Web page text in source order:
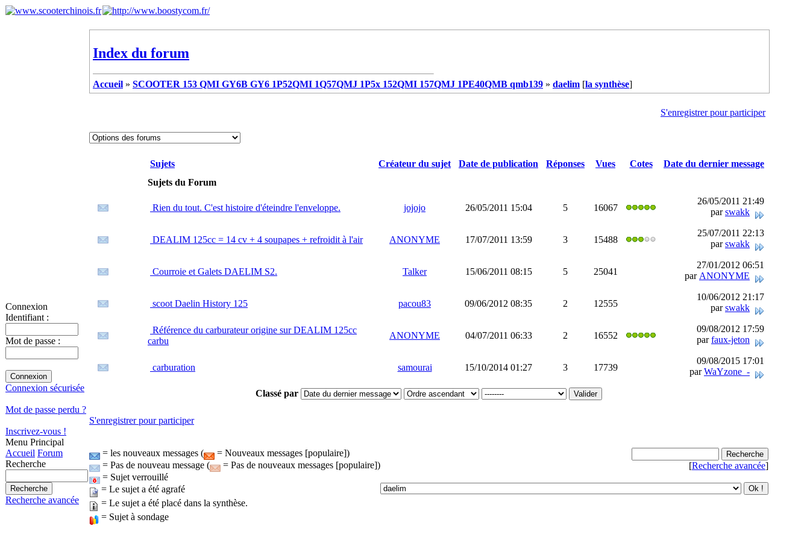
Connexion
Identifiant :
Mot de passe :
Connexion sécurisée
Mot de passe perdu ?
Inscrivez-vous !
Menu Principal
Accueil Forum
Recherche
Recherche avancée
Index du forum
Accueil » SCOOTER 153 QMI GY6B GY6 1P52QMI 1Q57QMJ 1P5x 152QMI 157QMJ 1PE40QMB qmb139 » daelim [la synthèse]
S'enregistrer pour participer
Sujets Créateur du sujet Date de publication Réponses Vues Cotes
Date du dernier message
Sujets du Forum
Rien du tout. C'est histoire d'éteindre l'enveloppe. jojojo 26/05/2011 15:04 5 16067
26/05/2011 21:49
parswakk
DEALIM 125cc = 14 cv + 4 soupapes + refroidit à l'air ANONYME 17/07/2011 13:59 3 15488
25/07/2011 22:13
parswakk
Courroie et Galets DAELIM S2. Talker 15/06/2011 08:15 5 25041
27/01/2012 06:51
par ANONYME
scoot Daelin History 125 pacou83 09/06/2012 08:35 2 12555
10/06/2012 21:17
parswakk
Référence du carburateur origine sur DEALIM 125cc
carbu
ANONYME 04/07/2011 06:33 2 16552
09/08/2012 17:59
parfaux-jeton
carburation samourai 15/10/2014 01:27 3 17739
09/08/2015 17:01
parWaYzone_-
Classé par
S'enregistrer pour participer
= les nouveaux messages (
= Nouveaux messages [populaire])
= Pas de nouveau message (
= Pas de nouveaux messages [populaire])
= Sujet verrouillé
= Le sujet a été agrafé
= Le sujet a été placé dans la synthèse.
= Sujet à sondage
[Recherche avancée]